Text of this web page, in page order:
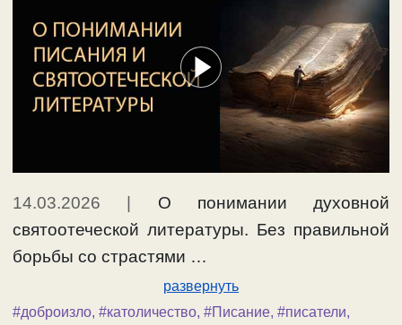
14.03.2026 | О понимании духовной
святоотеческой литературы. Без правильной
борьбы со страстями …
развернуть
#доброизло, #католичество, #Писание, #писатели,